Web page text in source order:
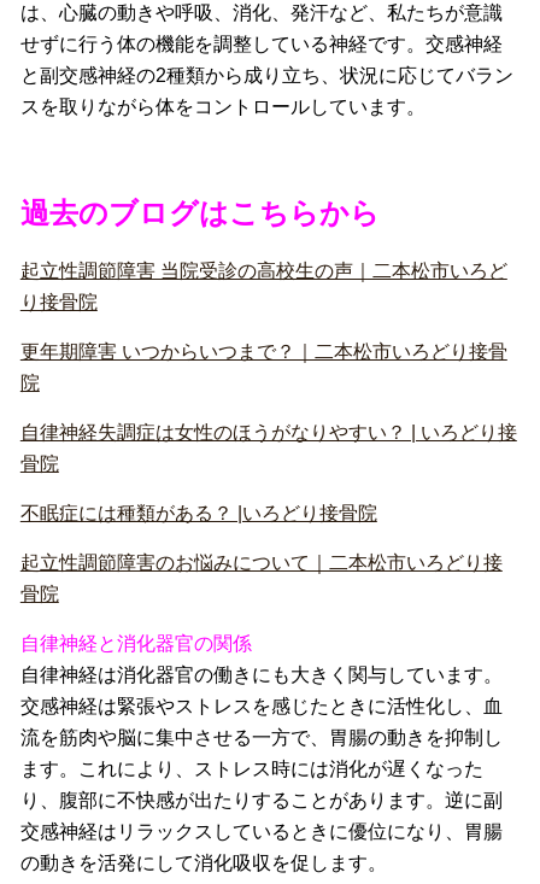
は、心臓の動きや呼吸、消化、発汗など、私たちが意識
せずに行う体の機能を調整している神経です。交感神経
と副交感神経の2種類から成り立ち、状況に応じてバラン
スを取りながら体をコントロールしています。
過去のブログはこちらから
起立性調節障害 当院受診の高校生の声｜二本松市いろど
り接骨院
更年期障害 いつからいつまで？｜二本松市いろどり接骨
院
自律神経失調症は女性のほうがなりやすい？ | いろどり接
骨院
不眠症には種類がある？ |いろどり接骨院
起立性調節障害のお悩みについて｜二本松市いろどり接
骨院
自律神経と消化器官の関係
自律神経は消化器官の働きにも大きく関与しています。
交感神経は緊張やストレスを感じたときに活性化し、血
流を筋肉や脳に集中させる一方で、胃腸の動きを抑制し
ます。これにより、ストレス時には消化が遅くなった
り、腹部に不快感が出たりすることがあります。逆に副
交感神経はリラックスしているときに優位になり、胃腸
の動きを活発にして消化吸収を促します。